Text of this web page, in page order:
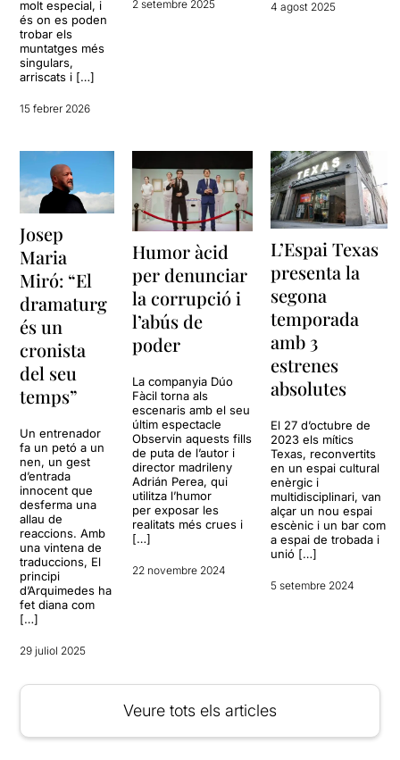
molt especial, i
és on es poden
trobar els
muntatges més
singulars,
arriscats i […]
15 febrer 2026
2 setembre 2025 4 agost 2025
Josep
Maria
Miró: “El
dramaturg
és un
cronista
del seu
temps”
Un entrenador
fa un petó a un
nen, un gest
d’entrada
innocent que
desferma una
allau de
reaccions. Amb
una vintena de
traduccions, El
principi
d’Arquimedes ha
fet diana com
[…]
29 juliol 2025
Humor àcid
per denunciar
la corrupció i
l’abús de
poder
La companyia Dúo
Fàcil torna als
escenaris amb el seu
últim espectacle
Observin aquests fills
de puta de l’autor i
director madrileny
Adrián Perea, qui
utilitza l’humor
per exposar les
realitats més crues i
[…]
22 novembre 2024
L’Espai Texas
presenta la
segona
temporada
amb 3
estrenes
absolutes
El 27 d’octubre de
2023 els mítics
Texas, reconvertits
en un espai cultural
enèrgic i
multidisciplinari, van
alçar un nou espai
escènic i un bar com
a espai de trobada i
unió […]
5 setembre 2024
Veure tots els articles